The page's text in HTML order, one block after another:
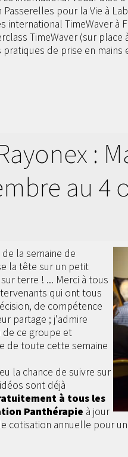
pour la Vie à
international TimeWaver à
TimeWaver (sur
pratiques de prise en
:
au 4
la semaine de
la tête sur un petit
terre ! ... Merci à tous
qui ont tous
de compétence
partage ; j'admire
ce groupe et
de toute cette semaine
la chance de suivre sur
sont déjà
à tous les
Panthérapie à jour
cotisation annuelle pour